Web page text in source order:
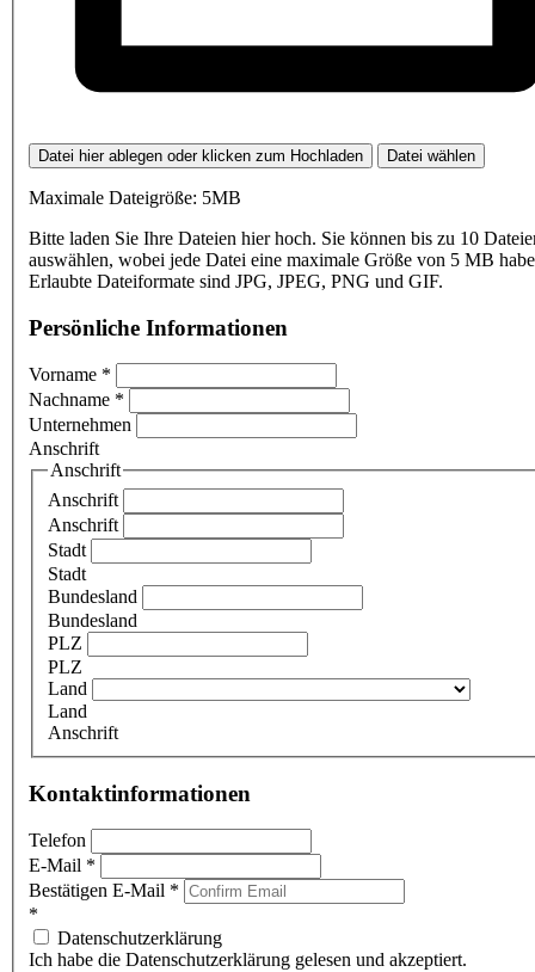
Datei hier ablegen oder klicken zum Hochladen Datei wählen
Maximale Dateigröße: 5MB
Bitte laden Sie Ihre Dateien hier hoch. Sie können bis zu 10
auswählen, wobei jede Datei eine maximale Größe von 5 MB
Erlaubte Dateiformate sind JPG, JPEG, PNG und GIF.
Persönliche Informationen
Vorname *
Nachname *
Unternehmen
Anschrift
Anschrift
Anschrift
Anschrift
Stadt
Stadt
Bundesland
Bundesland
PLZ
PLZ
Land
Land
Anschrift
Kontaktinformationen
Telefon
E-Mail *
Bestätigen E-Mail *
*
Datenschutzerklärung
Ich habe die Datenschutzerklärung gelesen und akzeptiert.